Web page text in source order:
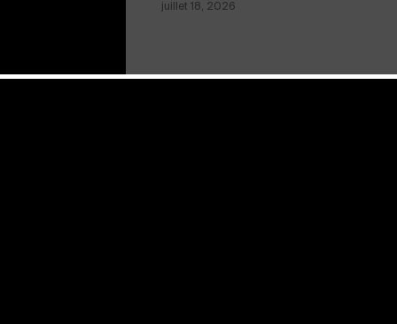
juillet 18, 2026